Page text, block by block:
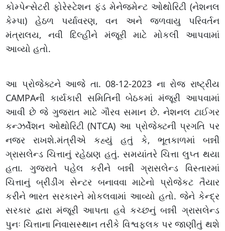
કોમ્પેન્સેટરી ફોરેસ્ટેશન ફંડ મેનેજમેન્ટ ઓથોરિટી (નેશનલ
કેમ્પા) હેઠળ પર્યાવરણ, વન અને જળવાયુ પરિવર્તન
મંત્રાલય, નવી દિલ્હીને મંજૂરી માટે મોકલી આપવામાં
આવ્યો હતો.
આ પ્રોજેક્ટને આજે તા. 08-12-2023 ના રોજ રાષ્ટ્રીય
CAMPAની કાર્યકારી સમિતિની બેઠકમાં મંજૂરી આપવામાં
આવી છે જે ગુજરાત માટે ગૌરવ સમાન છે. નેશનલ ટાઈગર
કન્ઝર્વેશન ઓથોરિટી (NTCA) આ પ્રોજેક્ટની પ્રગતિ પર
નજર રાખશે.મંત્રીએ કહ્યું હતું કે, ભૂતકાળમાં બન્ની
ગ્રાસલેન્ડ ચિત્તાનું રહેઠાણ હતું. સમયાંતરે ચિત્તા લુપ્ત થયા
હતા. ગુજરાતે પહેલ કરીને બન્ની ગ્રાસલેન્ડ વિસ્તારમાં
ચિત્તાનું બ્રીડીંગ સેન્ટર બનાવવા માટેનો પ્રોજેકટ તૈયાર
કરીને ભારત સરકારને મોકલવામાં આવ્યો હતો. જેને કેન્દ્ર
સરકાર દ્વારા મંજૂરી આપતા હવે કચ્છનું બન્ની ગ્રાસલેન્ડ
પુનઃ ચિત્તાના નિવાસસ્થાન તરીકે વિશ્વફલક પર જાણીતું થશે